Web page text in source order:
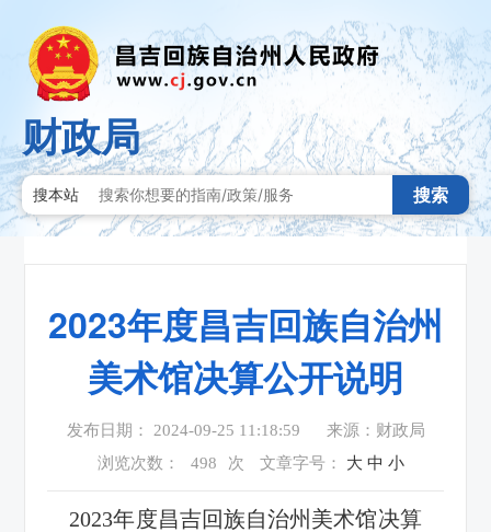
财政局
搜本站 搜索
2023年度昌吉回族自治州
美术馆决算公开说明
发布日期： 2024-09-25 11:18:59
来源：财政局
浏览次数：
498 次 文章字号： 大 中 小
2023年度昌吉回族自治州美术馆决算